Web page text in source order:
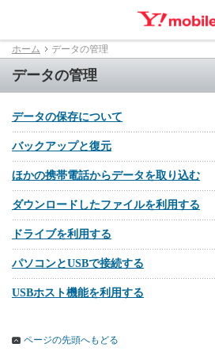
ホーム データの管理
データの管理
データの保存について
バックアップと復元
ほかの携帯電話からデータを取り込む
ダウンロードしたファイルを利用する
ドライブを利用する
パソコンとUSBで接続する
USBホスト機能を利用する
ページの先頭へもどる